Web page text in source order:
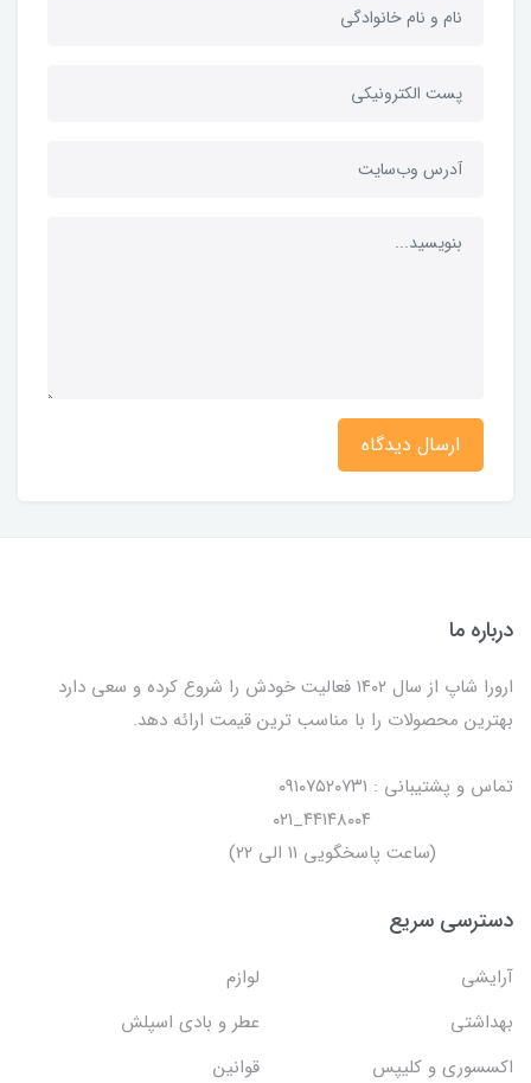
ارسال دیدگاه
درباره ما
ارورا شاپ از سال ۱۴۰۲ فعالیت خودش را شروع کرده و سعی دارد
بهترین محصولات را با مناسب ترین قیمت ارائه دهد.
تماس و پشتیبانی : ۰۹۱۰۷۵۲۰۷۳۱
(ساعت پاسخگویی ۱۱ الی ۲۲)
دسترسی سریع
آرایشی
لوازم
بهداشتی
عطر و بادی اسپلش
اکسسوری و کلیپس
قوانین